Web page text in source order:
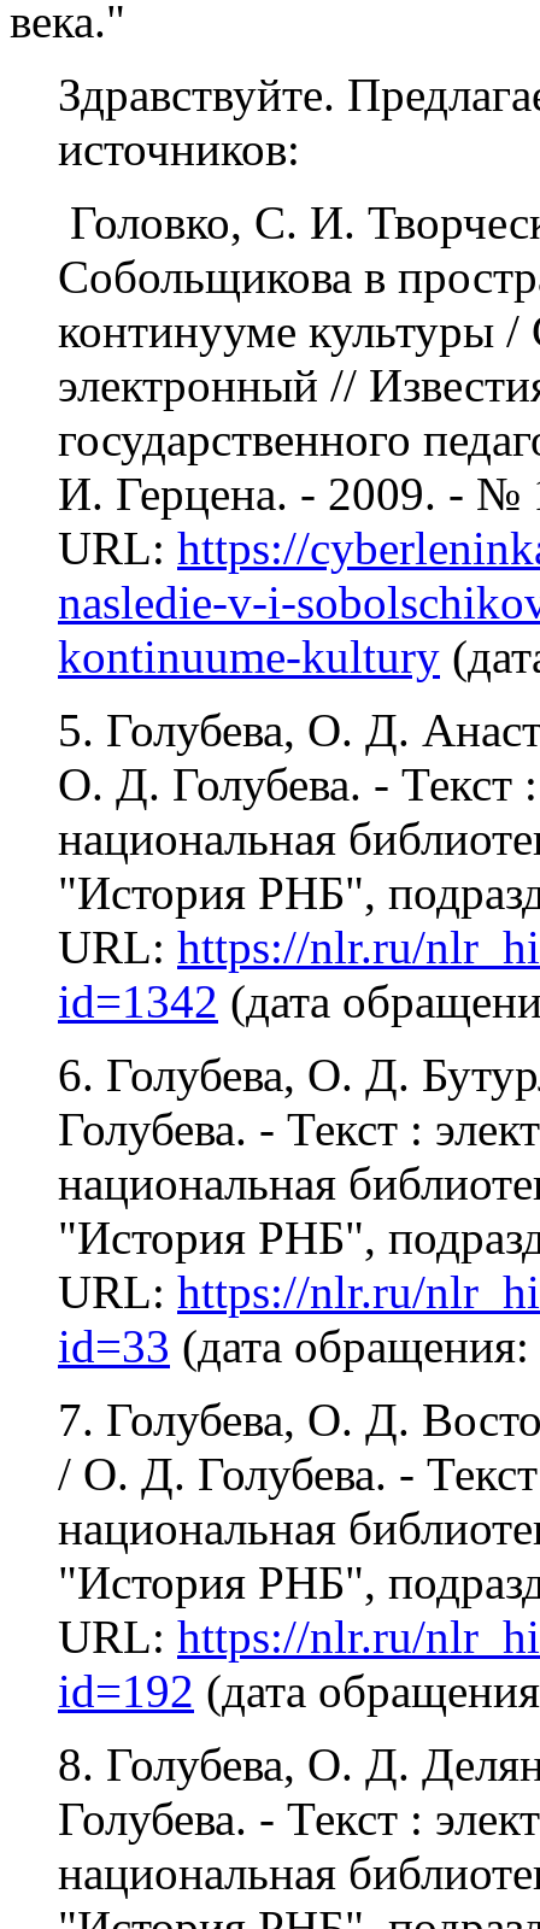
века."
Здравствуйте.
источников:
Головко, С. И.
Собольщикова в
континууме культуры
электронный //
государственного
И. Герцена. - 2009. - №
URL: https://
nasledie-v-i-
kontinuume-kultury
5. Голубева, О. Д.
О. Д. Голубева. - Текст
национальная
"История РНБ",
URL: https://nlr.ru/
id=1342 (дата
6. Голубева, О. Д.
Голубева. - Текст :
национальная
"История РНБ",
URL: https://nlr.ru/
id=33 (дата
7. Голубева, О. Д.
/ О. Д. Голубева. -
национальная
"История РНБ",
URL: https://nlr.ru/
id=192 (дата
8. Голубева, О. Д.
Голубева. - Текст :
национальная